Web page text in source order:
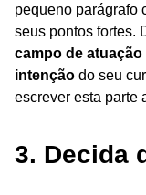
pequeno parágrafo
seus pontos fortes.
campo de atuação
intenção do seu
escrever esta parte
3. Decida